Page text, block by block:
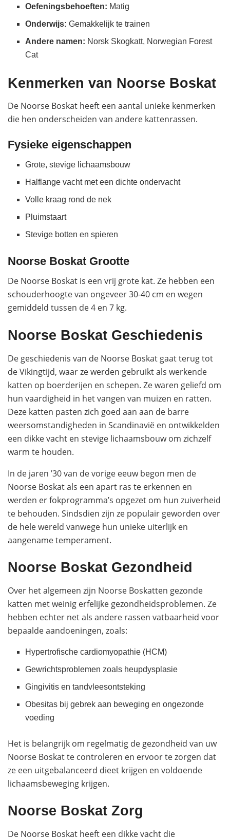
Oefeningsbehoeften: Matig
Onderwijs: Gemakkelijk te trainen
Andere namen: Norsk Skogkatt, Norwegian Forest
Cat
Kenmerken van Noorse Boskat
De Noorse Boskat heeft een aantal unieke kenmerken
die hen onderscheiden van andere kattenrassen.
Fysieke eigenschappen
Grote, stevige lichaamsbouw
Halflange vacht met een dichte ondervacht
Volle kraag rond de nek
Pluimstaart
Stevige botten en spieren
Noorse Boskat Grootte
De Noorse Boskat is een vrij grote kat. Ze hebben een
schouderhoogte van ongeveer 30-40 cm en wegen
gemiddeld tussen de 4 en 7 kg.
Noorse Boskat Geschiedenis
De geschiedenis van de Noorse Boskat gaat terug tot
de Vikingtijd, waar ze werden gebruikt als werkende
katten op boerderijen en schepen. Ze waren geliefd om
hun vaardigheid in het vangen van muizen en ratten.
Deze katten pasten zich goed aan aan de barre
weersomstandigheden in Scandinavië en ontwikkelden
een dikke vacht en stevige lichaamsbouw om zichzelf
warm te houden.
In de jaren ’30 van de vorige eeuw begon men de
Noorse Boskat als een apart ras te erkennen en
werden er fokprogramma’s opgezet om hun zuiverheid
te behouden. Sindsdien zijn ze populair geworden over
de hele wereld vanwege hun unieke uiterlijk en
aangename temperament.
Noorse Boskat Gezondheid
Over het algemeen zijn Noorse Boskatten gezonde
katten met weinig erfelijke gezondheidsproblemen. Ze
hebben echter net als andere rassen vatbaarheid voor
bepaalde aandoeningen, zoals:
Hypertrofische cardiomyopathie (HCM)
Gewrichtsproblemen zoals heupdysplasie
Gingivitis en tandvleesontsteking
Obesitas bij gebrek aan beweging en ongezonde
voeding
Het is belangrijk om regelmatig de gezondheid van uw
Noorse Boskat te controleren en ervoor te zorgen dat
ze een uitgebalanceerd dieet krijgen en voldoende
lichaamsbeweging krijgen.
Noorse Boskat Zorg
De Noorse Boskat heeft een dikke vacht die